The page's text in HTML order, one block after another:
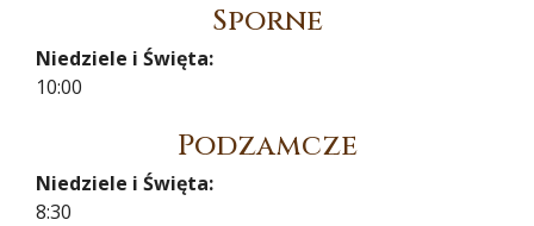
Sporne
Niedziele i Święta:
10:00
Podzamcze
Niedziele i Święta:
8:30